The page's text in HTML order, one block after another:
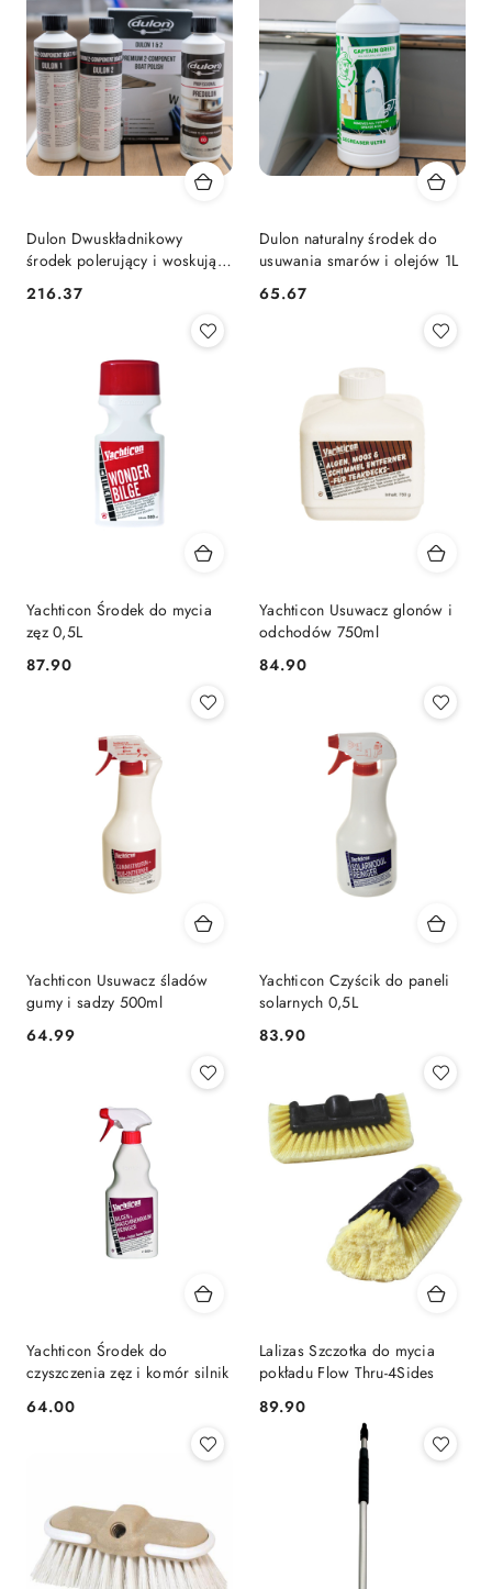
Dulon Dwuskładnikowy
środek polerujący i woskujący
2x500 ml
Cena:
216.37
Dulon naturalny środek do
usuwania smarów i olejów 1L
Cena:
65.67
Yachticon Środek do mycia
zęz 0,5L
Cena:
87.90
Yachticon Usuwacz glonów i
odchodów 750ml
Cena:
84.90
Yachticon Usuwacz śladów
gumy i sadzy 500ml
Cena:
64.99
Yachticon Czyścik do paneli
solarnych 0,5L
Cena:
83.90
Yachticon Środek do
czyszczenia zęz i komór silnik
Cena:
64.00
Lalizas Szczotka do mycia
pokładu Flow Thru-4Sides
Cena:
89.90